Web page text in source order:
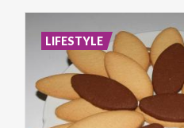
LIFESTYLE